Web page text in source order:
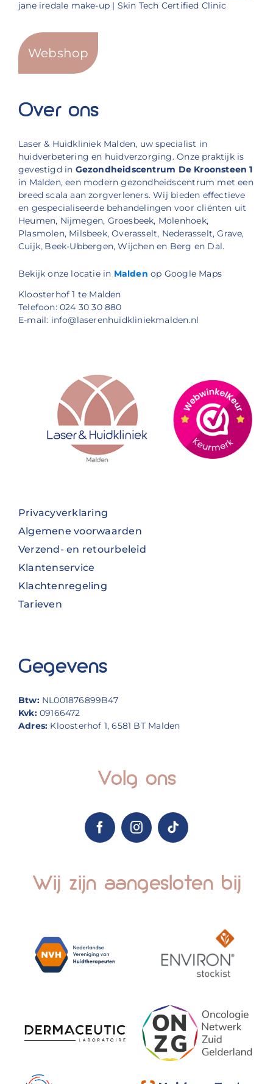
jane iredale make-up | Skin Tech Certified Clinic
Webshop
Over ons
Laser & Huidkliniek Malden, uw specialist in
huidverbetering en huidverzorging. Onze praktijk is
gevestigd in Gezondheidscentrum De Kroonsteen 1
in Malden, een modern gezondheidscentrum met een
breed scala aan zorgverleners. Wij bieden effectieve
en gespecialiseerde behandelingen voor cliënten uit
Heumen, Nijmegen, Groesbeek, Molenhoek,
Plasmolen, Milsbeek, Overasselt, Nederasselt, Grave,
Cuijk, Beek-Ubbergen, Wijchen en Berg en Dal.
Bekijk onze locatie in Malden op Google Maps
Kloosterhof 1 te Malden
Telefoon: 024 30 30 880
E-mail: info@laserenhuidkliniekmalden.nl
Privacyverklaring
Algemene voorwaarden
Verzend- en retourbeleid
Klantenservice
Klachtenregeling
Tarieven
Gegevens
Btw: NL001876899B47
Kvk:09166472
Adres: Kloosterhof 1, 6581 BT Malden
Volg ons
Wij zijn aangesloten bij